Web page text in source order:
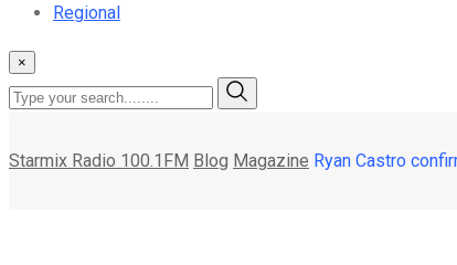
Regional
×
Starmix Radio 100.1FM Blog Magazine Ryan Castro